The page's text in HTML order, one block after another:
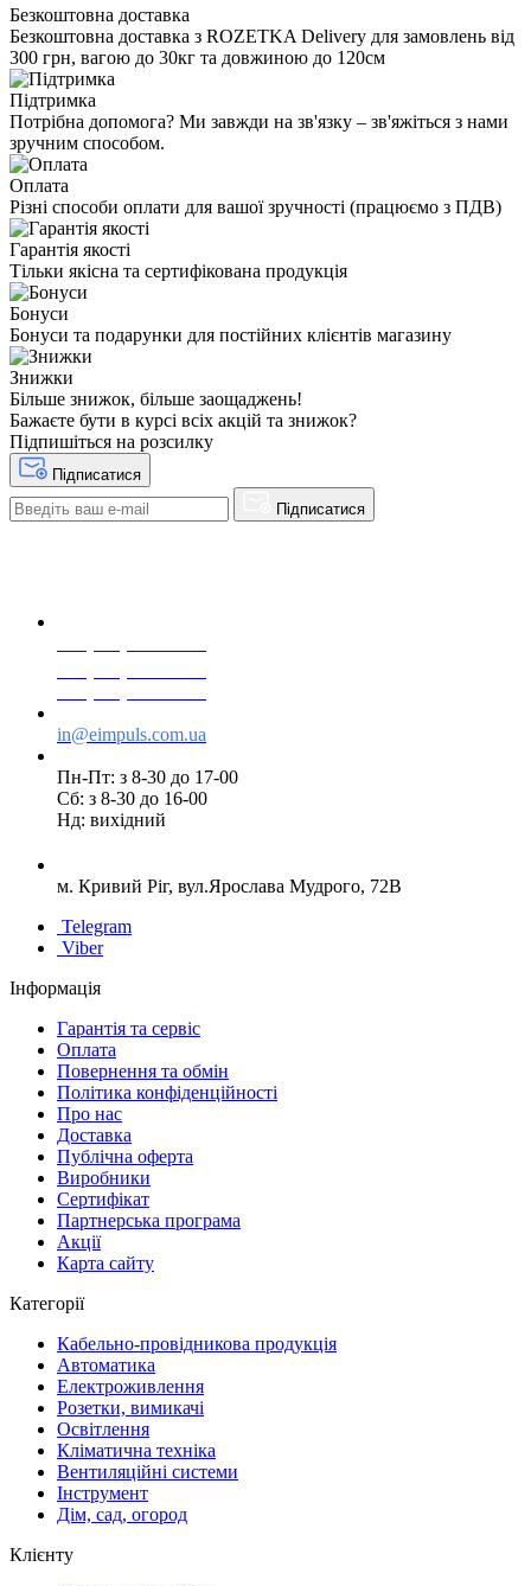
Безкоштовна доставка
Безкоштовна доставка з ROZETKA Delivery для замовлень від
300 грн, вагою до 30кг та довжиною до 120см
Підтримка
Потрібна допомога? Ми завжди на зв'язку – зв'яжіться з нами
зручним способом.
Оплата
Різні способи оплати для вашої зручності (працюємо з ПДВ)
Гарантія якості
Тільки якісна та сертифікована продукція
Бонуси
Бонуси та подарунки для постійних клієнтів магазину
Знижки
Більше знижок, більше заощаджень!
Бажаєте бути в курсі всіх акцій та знижок?
Підпишіться на розсилку
Підписатися
Підписатися
in@eimpuls.com.ua
Пн-Пт: з 8-30 до 17-00
Сб: з 8-30 до 16-00
Нд: вихідний
м. Кривий Ріг, вул.Ярослава Мудрого, 72В
Telegram
Viber
Інформація
Гарантія та сервіс
Оплата
Повернення та обмін
Політика конфіденційності
Про нас
Доставка
Публічна оферта
Виробники
Сертифікат
Партнерська програма
Акції
Карта сайту
Категорії
Кабельно-провідникова продукція
Автоматика
Електроживлення
Розетки, вимикачі
Освітлення
Кліматична техніка
Вентиляційні системи
Інструмент
Дім, сад, огород
Клієнту